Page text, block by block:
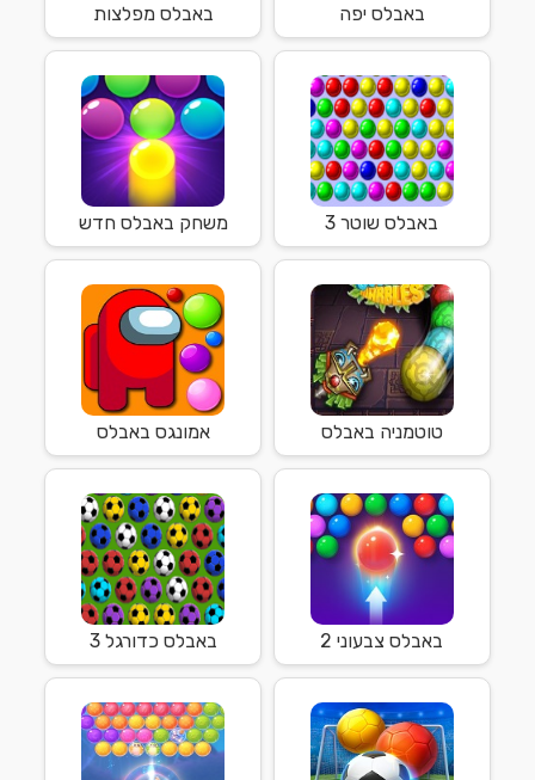
באבלס יפה באבלס מפלצות
באבלס שוטר 3 משחק באבלס חדש
טוטמניה באבלס אמונגס באבלס
באבלס צבעוני 2 באבלס כדורגל 3